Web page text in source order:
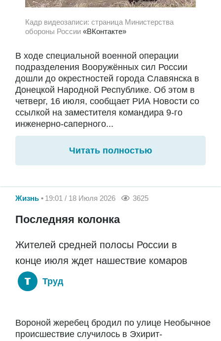
Кадр видеозаписи: страница Министерства
обороны России «ВКонтакте»
В ходе специальной военной операции
подразделения Вооружённых сил России
дошли до окрестностей города Славянска в
Донецкой Народной Республике. Об этом в
четверг, 16 июля, сообщает РИА Новости со
ссылкой на заместителя командира 9-го
инженерно-саперного...
Читать полностью
Жизнь 19:01 / 18 Июля 2026 3625
Последняя колонка
Жителей средней полосы России в
конце июля ждет нашествие комаров
Труд
Вороной жеребец бродил по улице Необычное
происшествие случилось в Эхирит-